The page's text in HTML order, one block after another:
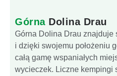
GórnaDolina Drau
Górna Dolina Drau znajduje
i dzięki swojemu położeniu
całą gamę wspaniałych
wycieczek. Liczne kempingi